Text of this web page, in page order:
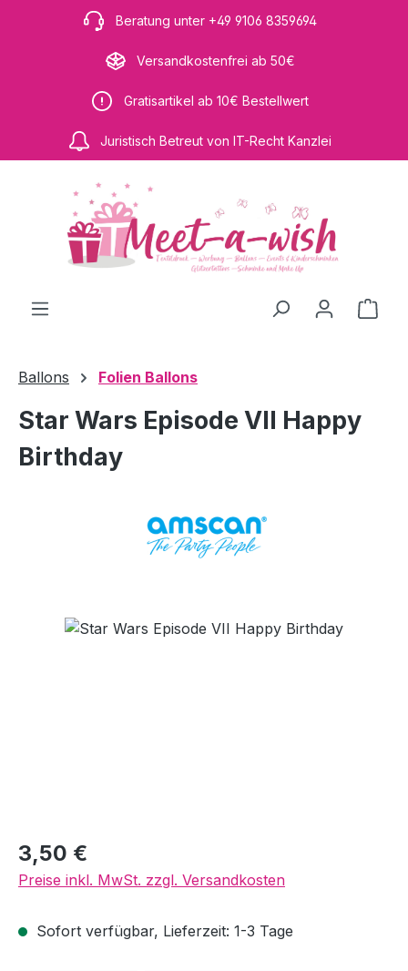
Zum Hauptinhalt springenBeratung unter +49 9106 8359694
Versandkostenfrei ab 50€
Gratisartikel ab 10€ Bestellwert
Juristisch Betreut von IT-Recht Kanzlei
Ballons Folien Ballons
Star Wars Episode VII Happy
Birthday
Bildergalerie überspringen
Regulärer Preis:
3,50 €
Preise inkl. MwSt. zzgl. Versandkosten
Sofort verfügbar, Lieferzeit: 1-3 Tage